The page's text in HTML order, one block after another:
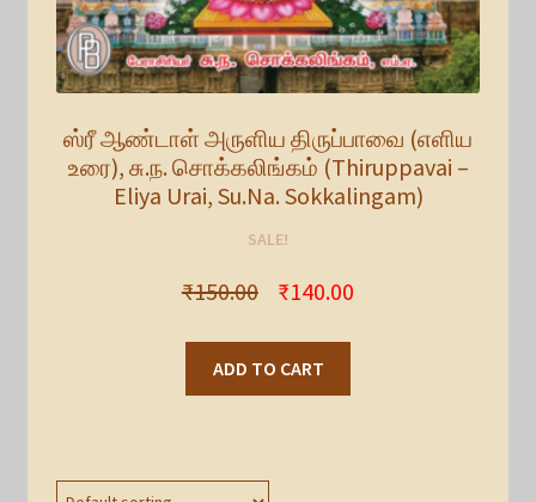
ஸ்ரீ ஆண்டாள் அருளிய திருப்பாவை (எளிய
உரை), சு.ந. சொக்கலிங்கம் (Thiruppavai –
Eliya Urai, Su.Na. Sokkalingam)
SALE!
₹150.00 ₹140.00
ADD TO CART